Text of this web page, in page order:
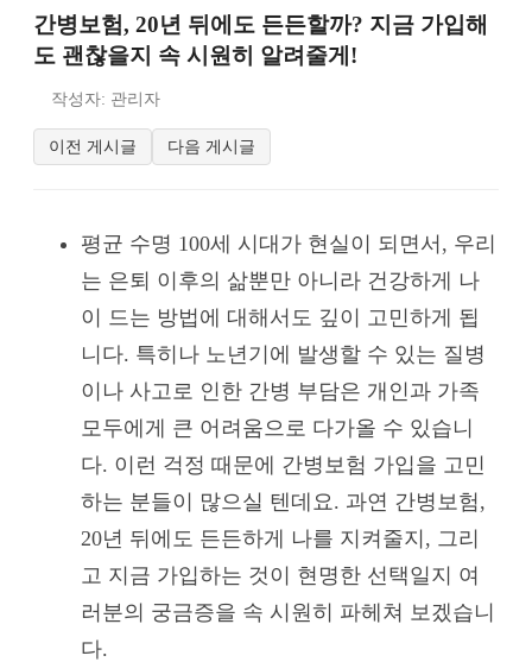
간병보험, 20년 뒤에도 든든할까? 지금 가입해
도 괜찮을지 속 시원히 알려줄게!
작성자: 관리자
이전 게시글 다음 게시글
평균 수명 100세 시대가 현실이 되면서, 우리
는 은퇴 이후의 삶뿐만 아니라 건강하게 나
이 드는 방법에 대해서도 깊이 고민하게 됩
니다. 특히나 노년기에 발생할 수 있는 질병
이나 사고로 인한 간병 부담은 개인과 가족
모두에게 큰 어려움으로 다가올 수 있습니
다. 이런 걱정 때문에 간병보험 가입을 고민
하는 분들이 많으실 텐데요. 과연 간병보험,
20년 뒤에도 든든하게 나를 지켜줄지, 그리
고 지금 가입하는 것이 현명한 선택일지 여
러분의 궁금증을 속 시원히 파헤쳐 보겠습니
다.